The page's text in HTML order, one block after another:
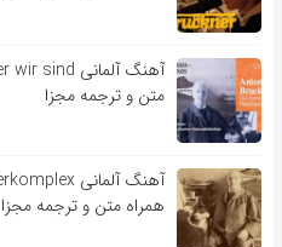
متن و ترجمه مجزا
همراه متن و ترجمه مجزا